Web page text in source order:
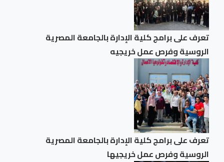
تعرف على برامج كلية الإدارة بالجامعة المصرية
الروسية وفرص عمل خريجيه
تعرف على برامج كلية الإدارة بالجامعة المصرية
الروسية وفرص عمل خريجيها